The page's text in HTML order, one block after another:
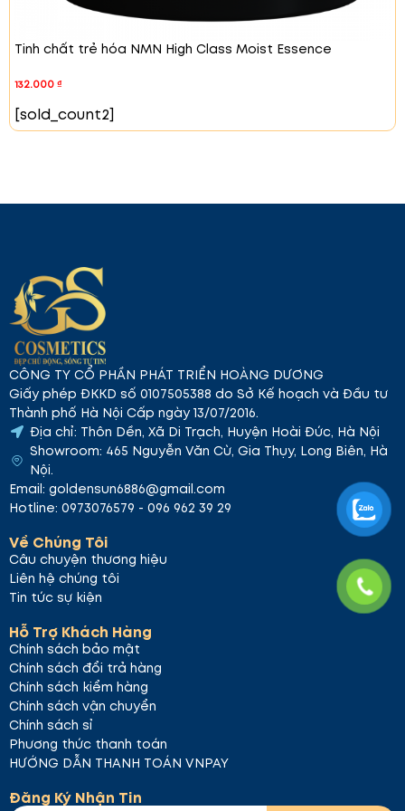
Tinh chất trẻ hóa NMN High Class Moist Essence
132.000₫
[sold_count2]
CÔNG TY CỔ PHẦN PHÁT TRIỂN HOÀNG DƯƠNG
Giấy phép ĐKKD số 0107505388 do Sở Kế hoạch và Đầu tư
Thành phố Hà Nội Cấp ngày 13/07/2016.
Địa chỉ: Thôn Dền, Xã Di Trạch, Huyện Hoài Đức, Hà Nội
Showroom: 465 Nguyễn Văn Cừ, Gia Thụy, Long Biên, Hà
Nội.
Email: goldensun6886@gmail.com
Hotline: 0973076579 - 096 962 39 29
Về Chúng Tôi
Câu chuyện thương hiệu
Liên hệ chúng tôi
Tin tức sự kiện
Hỗ Trợ Khách Hàng
Chính sách bảo mật
Chính sách đổi trả hàng
Chính sách kiểm hàng
Chính sách vận chuyển
Chính sách sỉ
Phương thức thanh toán
HƯỚNG DẪN THANH TOÁN VNPAY
Đăng Ký Nhận Tin